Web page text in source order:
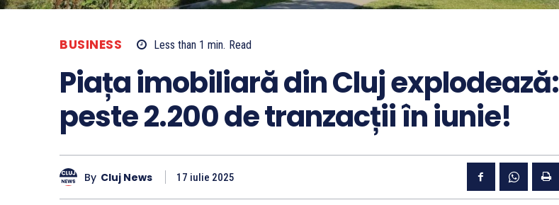
BUSINESS Less than 1 min. Read
Piața imobiliară din Cluj explodează:
peste 2.200 de tranzacții în iunie!
By Cluj News 17 iulie 2025